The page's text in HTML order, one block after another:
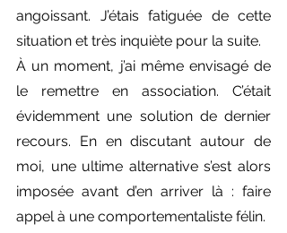
angoissant. J’étais fatiguée de cette
situation et très inquiète pour la suite.
À un moment, j’ai même envisagé de
le remettre en association. C’était
évidemment une solution de dernier
recours. En en discutant autour de
moi, une ultime alternative s’est alors
imposée avant d’en arriver là : faire
appel à une comportementaliste félin.